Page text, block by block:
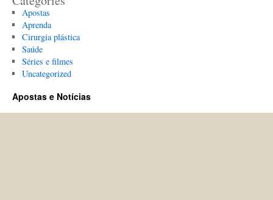
Apostas
Aprenda
Cirurgia plástica
Saúde
Séries e filmes
Uncategorized
Apostas e Notícias